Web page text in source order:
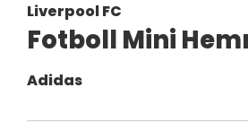
Liverpool FC
Fotboll Mini
Adidas